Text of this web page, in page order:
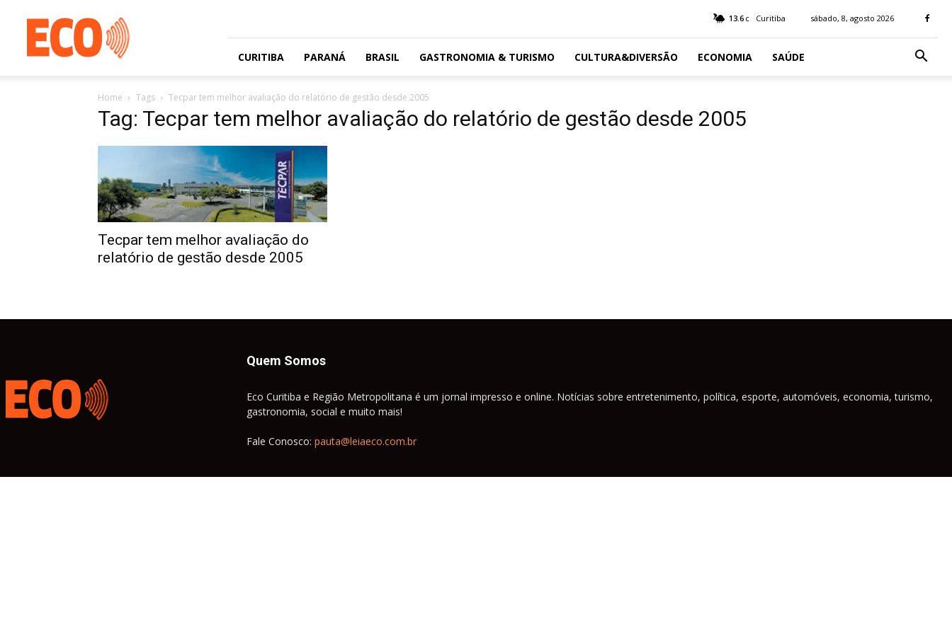
gratuito
com
circulação
13.6 C Curitiba sábado, 8, agosto 2026
CURITIBA PARANÁ BRASIL GASTRONOMIA & TURISMO CULTURA&DIVERSÃO ECONOMIA SAÚDE
Home Tags Tecpar tem melhor avaliação do relatório de gestão desde 2005
Tag: Tecpar tem melhor avaliação do relatório de gestão desde 2005
Tecpar tem melhor avaliação do
relatório de gestão desde 2005
Quem Somos
Eco Curitiba e Região Metropolitana é um jornal impresso e online. Notícias sobre entretenimento, política, esporte, automóveis, economia, turismo,
gastronomia, social e muito mais!
Fale Conosco: pauta@leiaeco.com.br